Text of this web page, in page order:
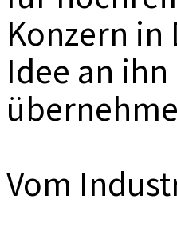
Konzern in
Idee an
Vom